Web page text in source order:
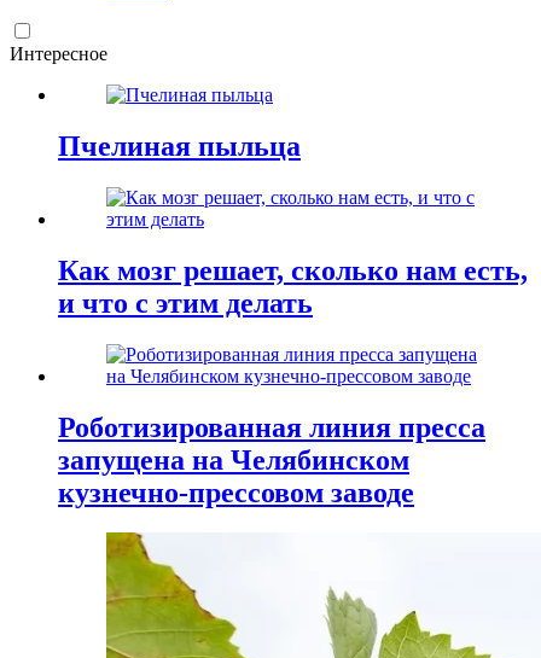
Интересное
Пчелиная пыльца
Как мозг решает, сколько нам есть,
и что с этим делать
Роботизированная линия пресса
запущена на Челябинском
кузнечно-прессовом заводе